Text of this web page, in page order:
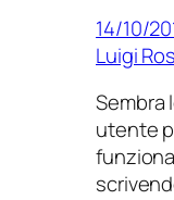
14/10/
Luigi
Sembra
utente